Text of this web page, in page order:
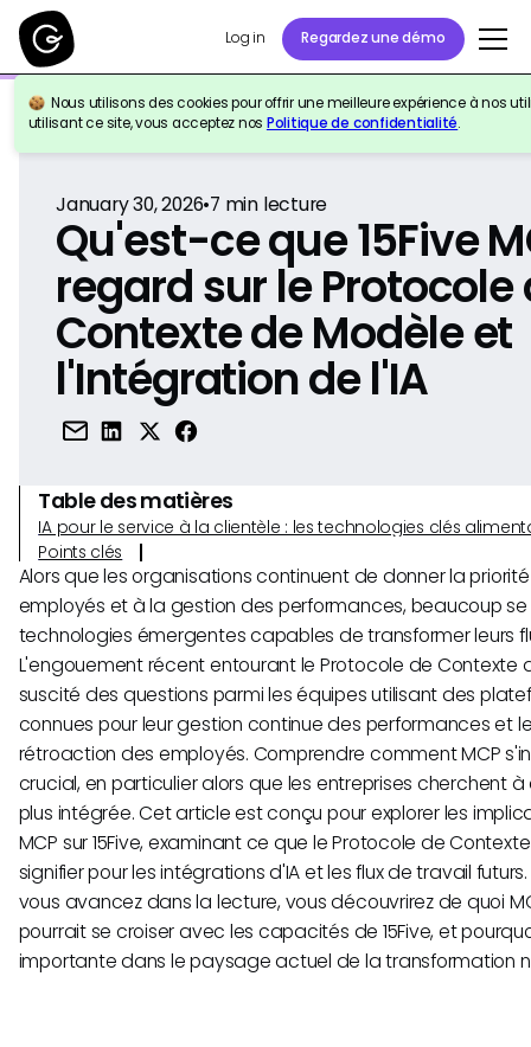
Log in Regardez une démo
Nous utilisons des cookies pour offrir une meilleure expérience à nos
utilisant ce site, vous acceptez nos Politique de confidentialité.
Retour à la référence
January 30, 2026•7 min lecture
Qu'est-ce que 15Five
regard sur le Protocole
Contexte de Modèle et
l'Intégration de l'IA
Table des matières
IA pour le service à la clientèle : les technologies clés
Points clés
Alors que les organisations continuent de donner la
employés et à la gestion des performances, beaucoup
technologies émergentes capables de transformer leurs
L'engouement récent entourant le Protocole de Contexte
suscité des questions parmi les équipes utilisant des
connues pour leur gestion continue des performances et
rétroaction des employés. Comprendre comment MCP
crucial, en particulier alors que les entreprises cherchent à
plus intégrée. Cet article est conçu pour explorer les
MCP sur 15Five, examinant ce que le Protocole de
signifier pour les intégrations d'IA et les flux de travail
vous avancez dans la lecture, vous découvrirez de quoi
pourrait se croiser avec les capacités de 15Five, et
importante dans le paysage actuel de la transformation